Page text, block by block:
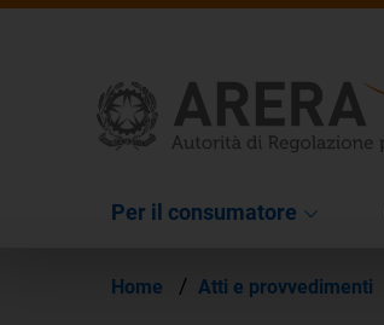
Per il consumatore
Home / Atti e provvedimenti